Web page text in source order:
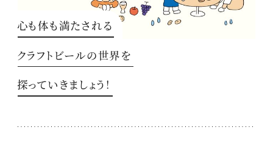
心も体も満たされる
クラフトビールの世界を
探っていきましょう！